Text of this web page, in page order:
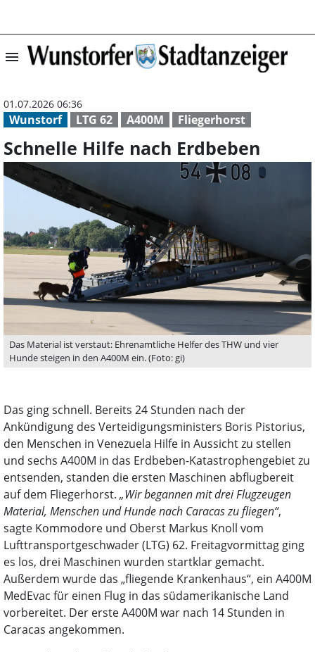
menu Schnelle Hilfe
Wunstorf LTG 62 A400M Fliegerhorst
01.07.2026 06:36
Schnelle Hilfe nach Erdbeben
Das Material ist verstaut: Ehrenamtliche Helfer des THW und vier
Hunde steigen in den A400M ein. (Foto: gi)
Das ging schnell. Bereits 24 Stunden nach der
Ankündigung des Verteidigungsministers Boris Pistorius,
den Menschen in Venezuela Hilfe in Aussicht zu stellen
und sechs A400M in das Erdbeben-Katastrophengebiet zu
entsenden, standen die ersten Maschinen abflugbereit
auf dem Fliegerhorst. „Wir begannen mit drei Flugzeugen
Material, Menschen und Hunde nach Caracas zu fliegen“,
sagte Kommodore und Oberst Markus Knoll vom
Lufttransportgeschwader (LTG) 62. Freitagvormittag ging
es los, drei Maschinen wurden startklar gemacht.
Außerdem wurde das „fliegende Krankenhaus“, ein A400M
MedEvac für einen Flug in das südamerikanische Land
vorbereitet. Der erste A400M war nach 14 Stunden in
Caracas angekommen.